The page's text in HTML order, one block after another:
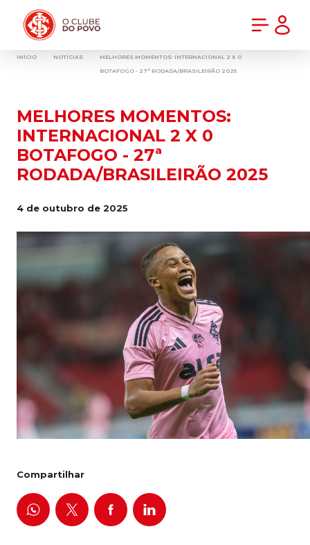
INÍCIO NOTÍCIAS
MELHORES MOMENTOS: INTERNACIONAL 2 X 0
BOTAFOGO - 27ª RODADA/BRASILEIRÃO 2025
MELHORES MOMENTOS:
INTERNACIONAL 2 X 0
BOTAFOGO - 27ª
RODADA/BRASILEIRÃO 2025
4 de outubro de 2025
Compartilhar